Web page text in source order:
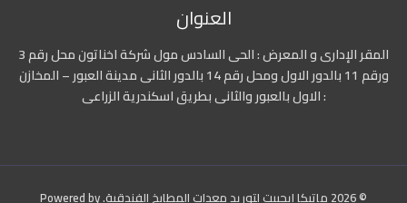
العنوان
المقر الإدارى و المعرض : الحى السادس مول شركة اخناتون محل رقم 3
ورقم 11 بالدور الاول ومحل رقم 14 بالدور الثانى مدينة العبور – المخازن
: الاول بالعبور والثانى بطريق اسكندرية الزراعى
© 2026 ماتيكا ايجيبت لتوريد معدات المطابخ الفندقية. Powered by